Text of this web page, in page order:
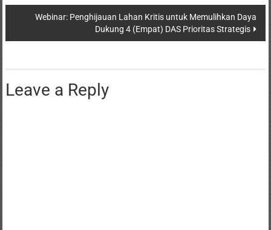
Webinar: Penghijauan Lahan Kritis untuk Memulihkan Daya
Dukung 4 (Empat) DAS Prioritas Strategis
Leave a Reply